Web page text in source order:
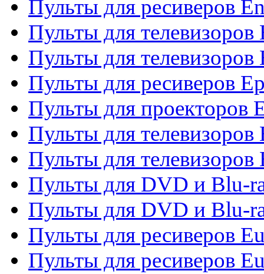
Пульты для ресиверов
Пульты для телевизоров
Пульты для телевизоров
Пульты для ресиверов
Пульты для проекторов
Пульты для телевизоров
Пульты для телевизоров
Пульты для DVD и Blu-
Пульты для DVD и Blu-
Пульты для ресиверов
Пульты для ресиверов